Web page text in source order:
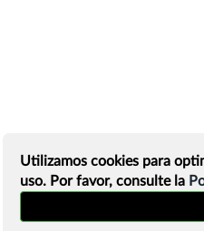
Utilizamos cookies para
uso. Por favor, consulte la